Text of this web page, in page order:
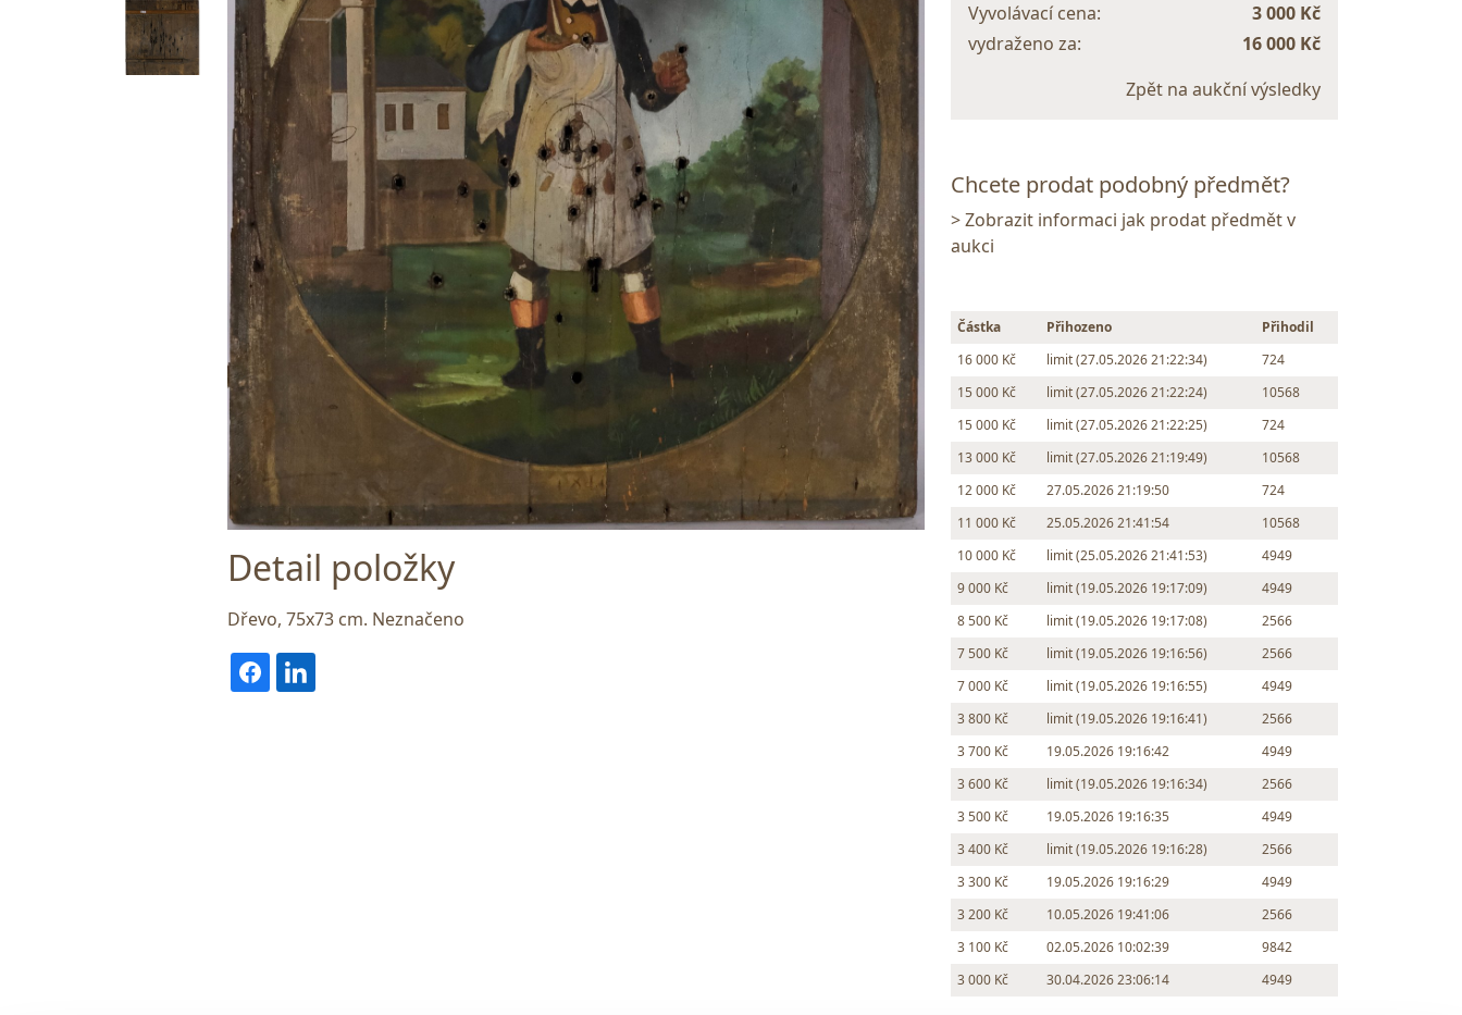
Detail položky
Dřevo, 75x73 cm. Neznačeno
Vyvolávací cena:
3 000 Kč
vydraženo za:
16 000 Kč
Zpět na aukční výsledky
Chcete prodat podobný předmět?
> Zobrazit informaci jak prodat předmět v
aukci
Částka Přihozeno
Přihodil
16 000 Kč
limit (27.05.2026 21:22:34)
724
15 000 Kč
limit (27.05.2026 21:22:24)
10568
15 000 Kč
limit (27.05.2026 21:22:25)
724
13 000 Kč
limit (27.05.2026 21:19:49)
10568
12 000 Kč
27.05.2026 21:19:50
724
11 000 Kč
25.05.2026 21:41:54
10568
10 000 Kč
limit (25.05.2026 21:41:53)
4949
9 000 Kč
limit (19.05.2026 19:17:09)
4949
8 500 Kč
limit (19.05.2026 19:17:08)
2566
7 500 Kč
limit (19.05.2026 19:16:56)
2566
7 000 Kč
limit (19.05.2026 19:16:55)
4949
3 800 Kč
limit (19.05.2026 19:16:41)
2566
3 700 Kč
19.05.2026 19:16:42
4949
3 600 Kč
limit (19.05.2026 19:16:34)
2566
3 500 Kč
19.05.2026 19:16:35
4949
3 400 Kč
limit (19.05.2026 19:16:28)
2566
3 300 Kč
19.05.2026 19:16:29
4949
3 200 Kč
10.05.2026 19:41:06
2566
3 100 Kč
02.05.2026 10:02:39
9842
3 000 Kč
30.04.2026 23:06:14 4949